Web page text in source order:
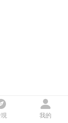
我的